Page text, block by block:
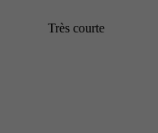
Très courte